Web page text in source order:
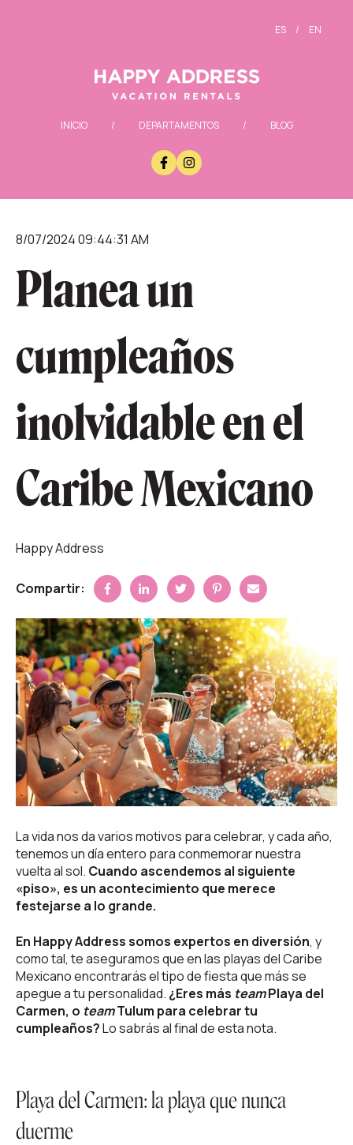
ES / EN
INICIO/ DEPARTAMENTOS/ BLOG
8/07/2024 09:44:31 AM
Planea un
cumpleaños
inolvidable en el
Caribe Mexicano
Happy Address
Compartir:
La vida nos da varios motivos para celebrar, y cada año,
tenemos un día entero para conmemorar nuestra
vuelta al sol. Cuando ascendemos al siguiente
«piso», es un acontecimiento que merece
festejarse a lo grande.
En Happy Address somos expertos en diversión, y
como tal, te aseguramos que en las playas del Caribe
Mexicano encontrarás el tipo de fiesta que más se
apegue a tu personalidad. ¿Eres más teamPlaya del
Carmen, o teamTulum para celebrar tu
cumpleaños?Lo sabrás al final de esta nota.
Playa del Carmen: la playa que nunca
duerme